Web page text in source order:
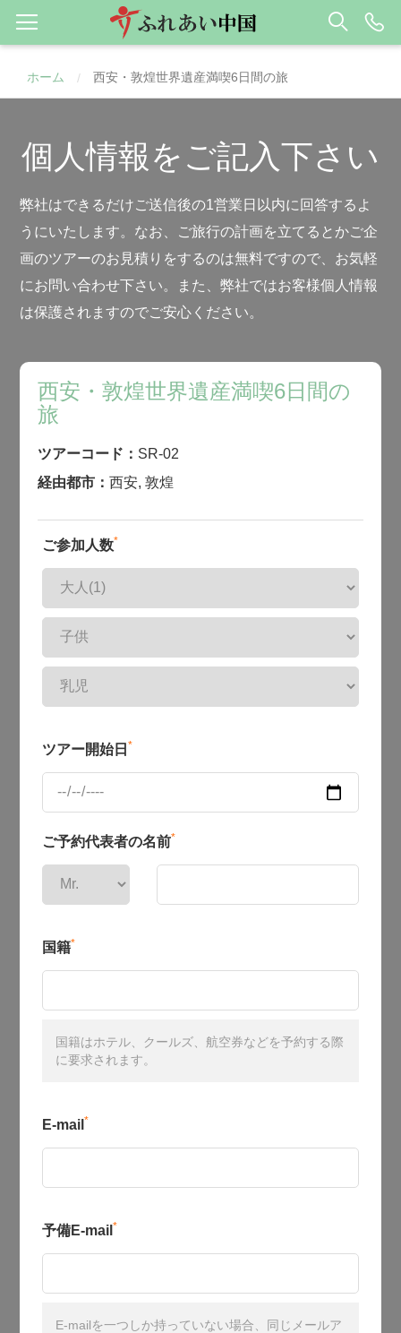
ホーム / 西安・敦煌世界遺産満喫6日間の旅
個人情報をご記入下さい
弊社はできるだけご送信後の1営業日以内に回答するよ
うにいたします。なお、ご旅行の計画を立てるとかご企
画のツアーのお見積りをするのは無料ですので、お気軽
にお問い合わせ下さい。また、弊社ではお客様個人情報
は保護されますのでご安心ください。
西安・敦煌世界遺産満喫6日間の
旅
ツアーコード： SR-02
経由都市：西安,敦煌
ご参加人数*
ツアー開始日 *
ご予約代表者の名前*
国籍*
国籍はホテル、クールズ、航空券などを予約する際
に要求されます。
E-mail *
予備E-mail *
E-mailを一つしか持っていない場合、同じメールア